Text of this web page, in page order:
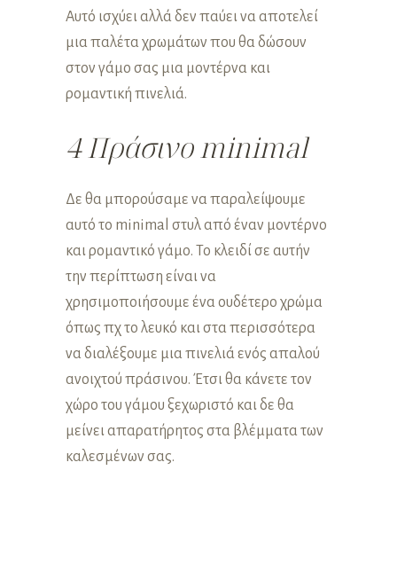
Αυτό ισχύει αλλά δεν παύει να αποτελεί
μια παλέτα χρωμάτων που θα δώσουν
στον γάμο σας μια μοντέρνα και
ρομαντική πινελιά.
4 Πράσινο minimal
Δε θα μπορούσαμε να παραλείψουμε
αυτό το minimal στυλ από έναν μοντέρνο
και ρομαντικό γάμο. Το κλειδί σε αυτήν
την περίπτωση είναι να
χρησιμοποιήσουμε ένα ουδέτερο χρώμα
όπως πχ το λευκό και στα περισσότερα
να διαλέξουμε μια πινελιά ενός απαλού
ανοιχτού πράσινου. Έτσι θα κάνετε τον
χώρο του γάμου ξεχωριστό και δε θα
μείνει απαρατήρητος στα βλέμματα των
καλεσμένων σας.